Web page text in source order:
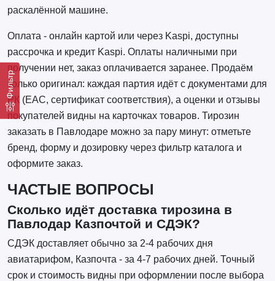
Фильтр
раскалённой машине.
Оплата - онлайн картой или через Kaspi, доступны
рассрочка и кредит Kaspi. Оплаты наличными при
получении нет, заказ оплачивается заранее. Продаём
только оригинал: каждая партия идёт с документами для
РК (EAC, сертификат соответствия), а оценки и отзывы
покупателей видны на карточках товаров. Тирозин
заказать в Павлодаре можно за пару минут: отметьте
бренд, форму и дозировку через фильтр каталога и
оформите заказ.
ЧАСТЫЕ ВОПРОСЫ
Сколько идёт доставка тирозина в
Павлодар Казпочтой и СДЭК?
СДЭК доставляет обычно за 2-4 рабочих дня
авиатарифом, Казпочта - за 4-7 рабочих дней. Точный
срок и стоимость видны при оформлении после выбора